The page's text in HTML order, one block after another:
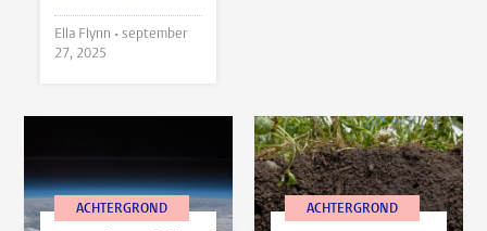
Ella Flynn •september
27, 2025
ACHTERGROND ACHTERGROND